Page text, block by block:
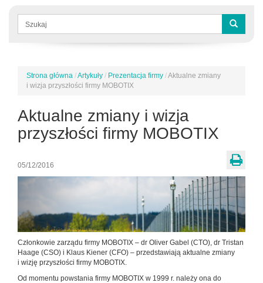
Formularz
wyszukiwania
Jesteś
tutaj
Strona główna /Artykuły / Prezentacja firmy /Aktualne zmiany
i wizja przyszłości firmy MOBOTIX
Aktualne zmiany i wizja
przyszłości firmy MOBOTIX
05/12/2016
Członkowie zarządu firmy MOBOTIX – dr Oliver Gabel (CTO), dr Tristan
Haage (CSO) i Klaus Kiener (CFO) – przedstawiają aktualne zmiany
i wizję przyszłości firmy MOBOTIX.
Od momentu powstania firmy MOBOTIX w 1999 r. należy ona do